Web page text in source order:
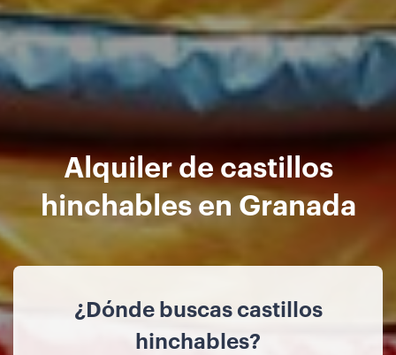
Alquiler de castillos
hinchables en Granada
¿Dónde buscas castillos
hinchables?